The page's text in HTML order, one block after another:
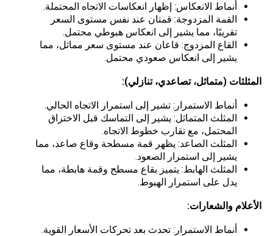
أنماط الانعكاس: إظهار انعكاسات الاتجاه المحتملة.
القمة المزدوجة: قمتان عند نفس مستوى السعر
تقريبًا، مما يشير إلى انعكاس هبوطي محتمل.
القاع المزدوج: قاعان عند مستوى سعر مماثل، مما
يشير إلى انعكاس صعودي محتمل.
المثلثات (متماثل، تصاعدي، تنازلي):
أنماط الاستمرار: تشير إلى استمرار الاتجاه الحالي.
المثلث المتماثل: يشير إلى التماسك قبل الاختراق
المحتمل، مع تقارب خطوط الاتجاه.
المثلث الصاعد: يظهر قمة مسطحة وقاع صاعد، مما
يشير إلى استمرار الصعود.
المثلث الهابط: يتميز بقاع مسطح وقمة هابطة، مما
يدل على استمرار الهبوط.
الأعلام والشعارات:
أنماط الاستمرار: تحدث بعد تحركات الأسعار القوية.